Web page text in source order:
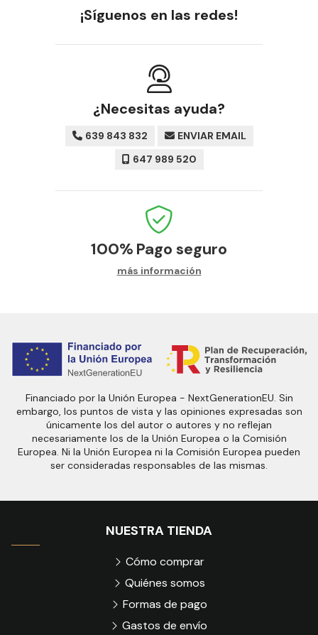
¡Síguenos en las redes!
¿Necesitas ayuda?
639 843 832
ENVIAR EMAIL
647 989 520
100% Pago seguro
más información
Financiado por la Unión Europea - NextGenerationEU. Sin
embargo, los puntos de vista y las opiniones expresadas son
únicamente los del autor o autores y no reflejan
necesariamente los de la Unión Europea o la Comisión
Europea. Ni la Unión Europea ni la Comisión Europea pueden
ser consideradas responsables de las mismas.
NUESTRA TIENDA
Cómo comprar
Quiénes somos
Formas de pago
Gastos de envío